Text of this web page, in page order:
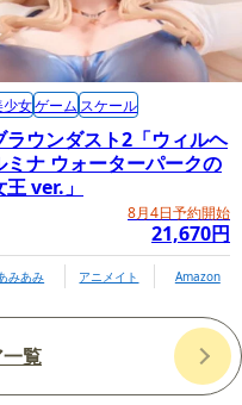
ラウンダスト2「ウィルヘ
ミナ ウォーターパークの
王 ver.」
8月4日予約開始
21,670円
少女ゲーム スケール
みあみ アニメイト Amazon
覧